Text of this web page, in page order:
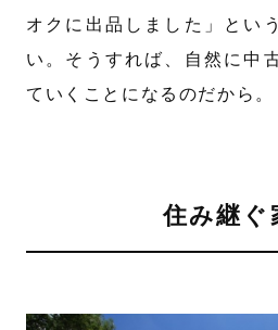
オクに出品しました」とい
い。そうすれば、自然に中
ていくことになるのだから。
住み継ぐ